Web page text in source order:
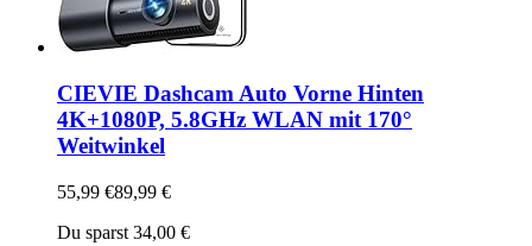
CIEVIE Dashcam Auto Vorne Hinten
4K+1080P, 5.8GHz WLAN mit 170°
Weitwinkel
55,99 €89,99 €
Du sparst 34,00 €